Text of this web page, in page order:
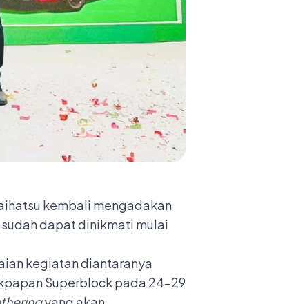
kembali mengadakan
sudah dapat dinikmati mulai
kegiatan diantaranya
Superblock pada 24-29